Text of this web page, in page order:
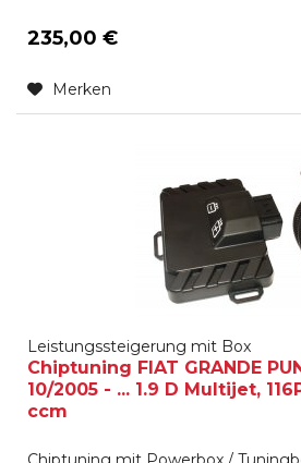
235,00 €
Merken
Leistungssteigerung mit Box
Chiptuning FIAT GRANDE
10/2005 - ... 1.9 D Multijet,
ccm